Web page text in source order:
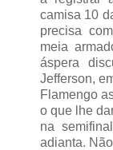
camisa 10
precisa
meia
áspera
Jefferson,
Flamengo
o que lhe
na
adianta.